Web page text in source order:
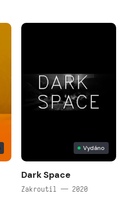
Vydáno
Dark Space
Zakroutil — 2020